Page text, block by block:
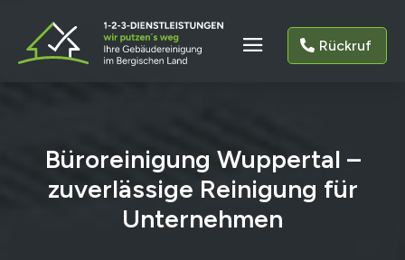
Rückruf
Büroreinigung Wuppertal –
zuverlässige Reinigung für
Unternehmen